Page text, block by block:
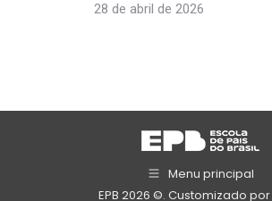
28 de abril de 2026
Menu principal
EPB 2026 ©. Customizado por